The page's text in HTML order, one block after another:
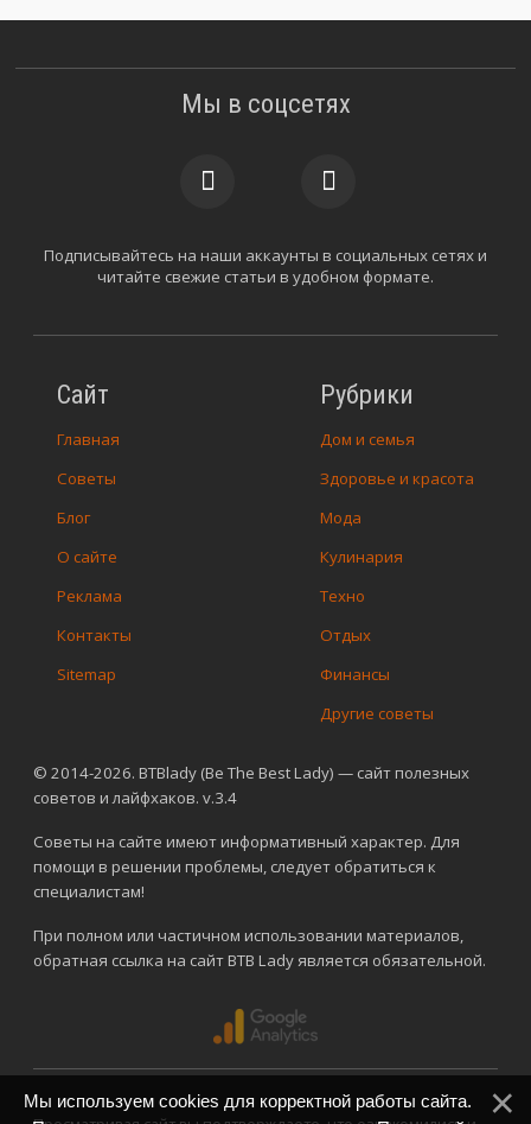
© 2014-2026. BTBlady (Be The Best Lady) — сайт полезных
советов и лайфхаков. v.3.4
Советы на сайте имеют информативный характер. Для
помощи в решении проблемы, следует обратиться к
специалистам!
При полном или частичном использовании материалов,
обратная ссылка на сайт BTB Lady является обязательной.
Сайт
Главная
Советы
Блог
О сайте
Реклама
Контакты
Sitemap
Рубрики
Дом и семья
Здоровье и красота
Мода
Кулинария
Техно
Отдых
Финансы
Другие советы
Мы в соцсетях
Подписывайтесь на наши аккаунты в социальных сетях и
читайте свежие статьи в удобном формате.
Мы используем cookies для корректной работы сайта.